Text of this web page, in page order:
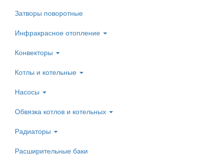
Затворы поворотные
Инфракрасное отопление
Конвекторы
Котлы и котельные
Насосы
Обвязка котлов и котельных
Радиаторы
Расширительные баки